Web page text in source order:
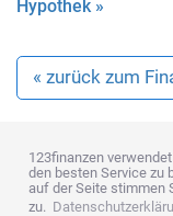
Hypothek »
« zurück zum
123finanzen
den besten Service zu
auf der Seite stimmen
zu.